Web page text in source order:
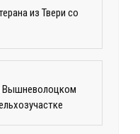
из Твери со
Вышневолоцком